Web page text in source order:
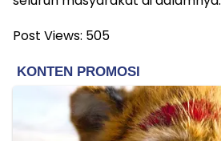
Post Views: 505